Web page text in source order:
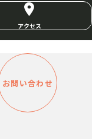
アクセス
お問い合わせ